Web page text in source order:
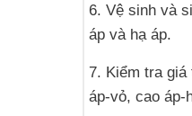
6. Vệ sinh và
áp và hạ áp.
7. Kiểm tra giá
áp-vỏ, cao áp-